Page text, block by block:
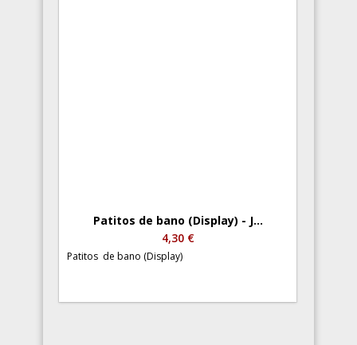
Patitos de bano (Display) - J...
4,30 €
Patitos de bano (Display)